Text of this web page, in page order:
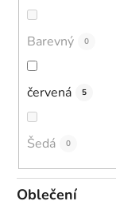
Barevný 0
červená 5
Šedá 0
Oblečení